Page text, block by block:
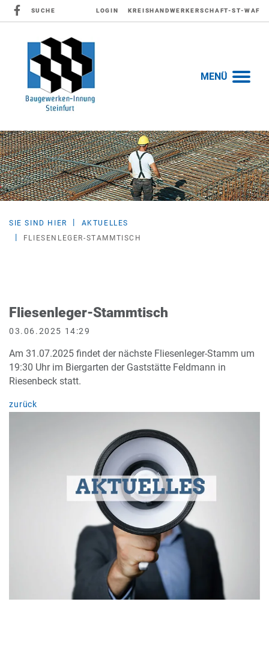
SUCHE LOGIN KREISHANDWERKERSCHAFT-ST-WAF
MENÜ
SIE SIND HIER
AKTUELLES
FLIESENLEGER-STAMMTISCH
Fliesenleger-Stammtisch
03.06.2025 14:29
Am 31.07.2025 findet der nächste Fliesenleger-Stamm um
19:30 Uhr im Biergarten der Gaststätte Feldmann in
Riesenbeck statt.
zurück